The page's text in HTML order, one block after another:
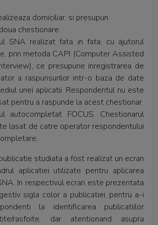
domiciliar, si presupun
chestionare:
SNA realizat fata in fata, cu ajutorul
prin metoda CAPI (Computer Assisted
ce presupune inregistrarea de
a raspunsurilor intr-o baza de date
unei aplicatii. Respondentul nu este
pentru a raspunde la acest chestionar.
autocompletat FOCUS. Chestionarul
lasat de catre operator respondentului
studiata a fost realizat un ecran
aplicatiei utilizate pentru aplicarea
In respectivul ecran este prezentata
sigla color a publicatiei, pentru a-i
la identificarea publicatiilor
rasfoite, dar atentionand asupra